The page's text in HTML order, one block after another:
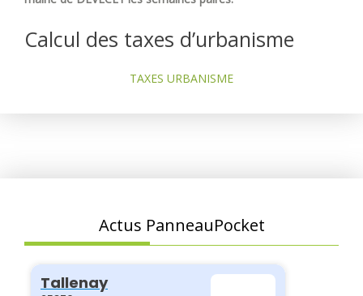
Calcul des taxes d’urbanisme
TAXES URBANISME
Actus PanneauPocket